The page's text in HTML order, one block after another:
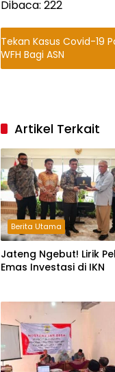
Dibaca: 222
Tekan Kasus Covid-19
WFH Bagi ASN
Artikel Terkait
Berita Utama
Jateng Ngebut! Lirik
Emas Investasi di IKN